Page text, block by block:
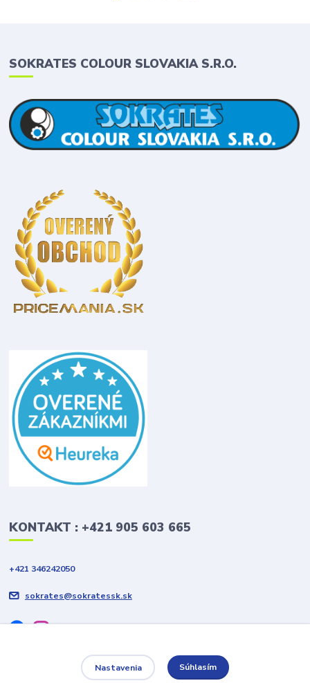
SOKRATES COLOUR SLOVAKIA S.R.O.
KONTAKT : +421 905 603 665
+421 346242050
sokrates@sokratessk.sk
Nastavenia Súhlasím